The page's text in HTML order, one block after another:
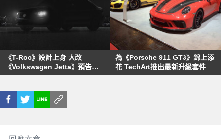
《T-Roc》設計上身 大改
《Volkswagen Jetta》預告
2018年NAIAS北美車展現身
為《Porsche 911 GT3》錦上添
花 TechArt推出最新升級套件